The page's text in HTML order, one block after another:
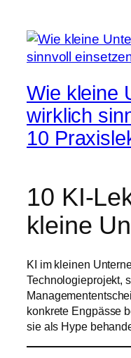
Wie kleine
wirklich
10
10 KI-
kleine
KI im kleinen
Technologieprojekt,
konkrete Engpässe
sie als Hype